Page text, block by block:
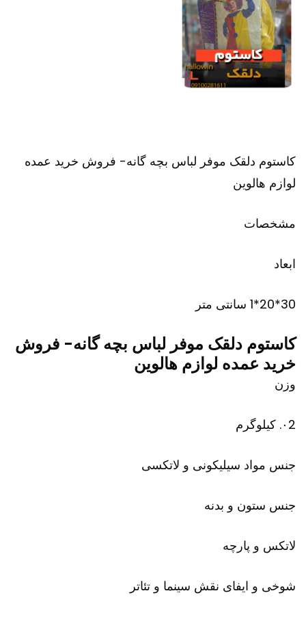
کاستوم دلقک موفر لباس بچه گانه- فروش خرید عمده
لوازم هالوین
مشخصات
ابعاد
30*20*1 سانتی متر
کاستوم دلقک موفر لباس بچه گانه- فروش
خرید عمده لوازم هالوین
وزن
۰2. کیلوگرم
جنس مواد سیلیکونی و لاتکسی
جنس ستون و بدنه
لاتکس و پارچه
شوخی و ایفای نقش سینما و تئاتر